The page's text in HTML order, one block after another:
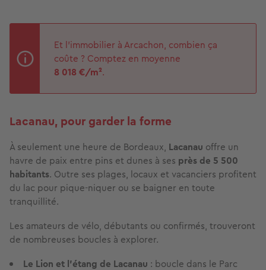
Et l'immobilier à Arcachon, combien ça
coûte ? Comptez en moyenne
8 018 €/m².
Lacanau, pour garder la forme
À seulement une heure de Bordeaux, Lacanau offre un
havre de paix entre pins et dunes à ses près de 5 500
habitants. Outre ses plages, locaux et vacanciers profitent
du lac pour pique-niquer ou se baigner en toute
tranquillité.
Les amateurs de vélo, débutants ou confirmés, trouveront
de nombreuses boucles à explorer.
Le Lion et l’étang de Lacanau : boucle dans le Parc